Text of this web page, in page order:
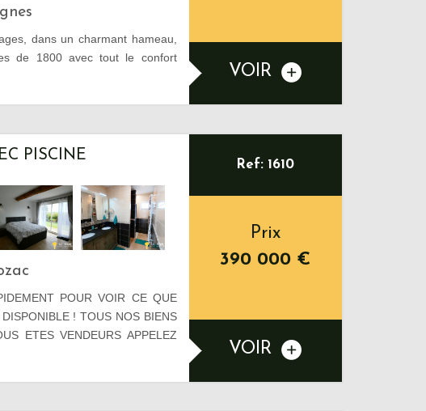
dans un charmant hameau,
de 1800 avec tout le confort
VOIR
PISCINE
POUR VOIR CE QUE
! TOUS NOS BIENS
ETES VENDEURS APPELEZ
Ref: 1610
Prix
390 000 €
VOIR